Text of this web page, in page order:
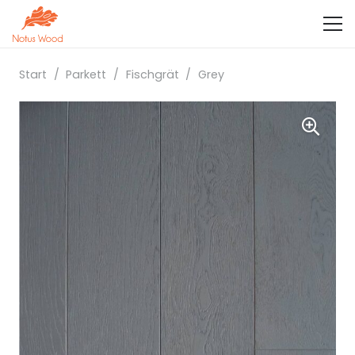
Start / Parkett / Fischgrät / Grey